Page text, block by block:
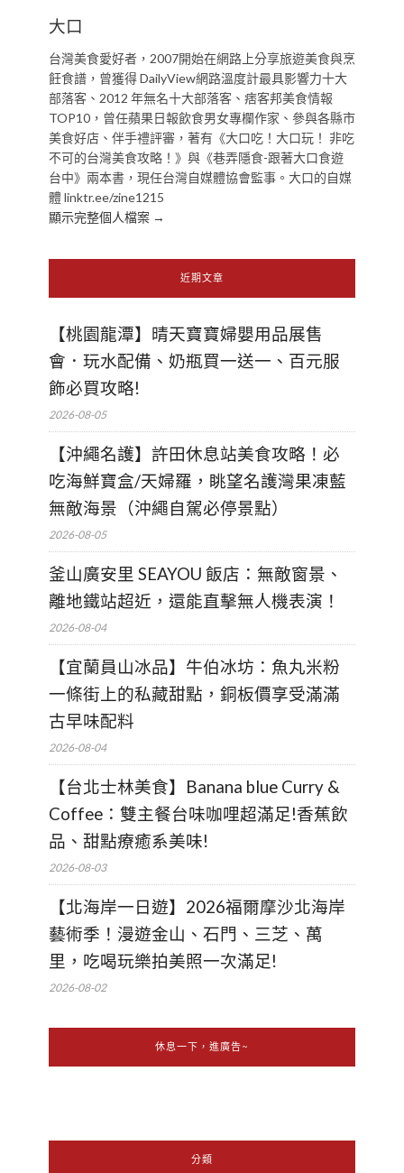
大口
台灣美食愛好者，2007開始在網路上分享旅遊美食與烹
飪食譜，曾獲得 DailyView網路溫度計最具影響力十大
部落客、2012 年無名十大部落客、痞客邦美食情報
TOP10，曾任蘋果日報飲食男女專欄作家、參與各縣市
美食好店、伴手禮評審，著有《大口吃！大口玩！ 非吃
不可的台灣美食攻略！》與《巷弄隱食-跟著大口食遊
台中》兩本書，現任台灣自媒體協會監事。大口的自媒
體 linktr.ee/zine1215
顯示完整個人檔案 →
近期文章
【桃園龍潭】晴天寶寶婦嬰用品展售
會．玩水配備、奶瓶買一送一、百元服
飾必買攻略!
2026-08-05
【沖繩名護】許田休息站美食攻略！必
吃海鮮寶盒/天婦羅，眺望名護灣果凍藍
無敵海景（沖繩自駕必停景點）
2026-08-05
釜山廣安里 SEAYOU 飯店：無敵窗景、
離地鐵站超近，還能直擊無人機表演！
2026-08-04
【宜蘭員山冰品】牛伯冰坊：魚丸米粉
一條街上的私藏甜點，銅板價享受滿滿
古早味配料
2026-08-04
【台北士林美食】Banana blue Curry &
Coffee：雙主餐台味咖哩超滿足!香蕉飲
品、甜點療癒系美味!
2026-08-03
【北海岸一日遊】2026福爾摩沙北海岸
藝術季！漫遊金山、石門、三芝、萬
里，吃喝玩樂拍美照一次滿足!
2026-08-02
休息一下，進廣告~
分類